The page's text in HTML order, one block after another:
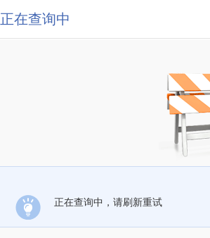
正在查询中
正在查询中，请刷新重试